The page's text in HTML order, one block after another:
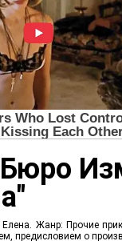
Бюро
Жанр: Прочие
предисловием о